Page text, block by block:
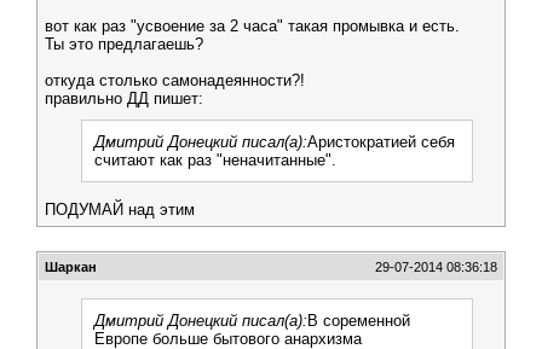
вот как раз "усвоение за 2 часа" такая промывка и есть.
Ты это предлагаешь?
откуда столько самонадеянности?!
правильно ДД пишет:
Дмитрий Донецкий писал(а):Аристократией себя
считают как раз "неначитанные".
ПОДУМАЙ над этим
Шаркан 29-07-2014 08:36:18
Дмитрий Донецкий писал(а): В соременной
Европе больше бытового анархизма